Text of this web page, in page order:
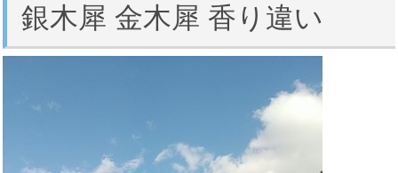
銀木犀 金木犀 香り違い